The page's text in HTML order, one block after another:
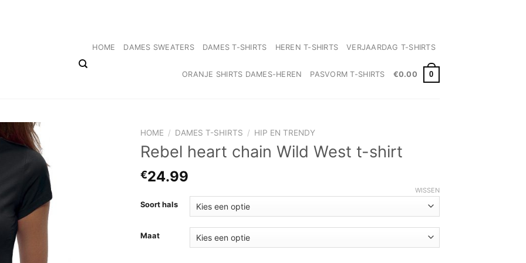
HOME DAMES SWEATERS DAMES T-SHIRTS HEREN T-SHIRTS VERJAARDAG T-SHIRTS
ORANJE SHIRTS DAMES-HEREN PASVORM T-SHIRTS €0.00 0
HOME / DAMES T-SHIRTS / HIP EN TRENDY
Rebel heart chain Wild West t-shirt
€24.99
Soort hals
Maat
WISSEN